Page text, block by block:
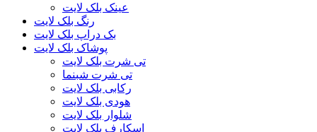
عینک بلک لایت
رنگ بلک لایت
بک دراپ بلک لایت
پوشاک بلک لایت
تی شرت بلک لایت
تی شرت شبنما
رکابی بلک لایت
هودی بلک لایت
شلوار بلک لایت
اسکارف بلک لایت